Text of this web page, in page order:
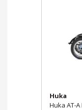
Huka
Huka AT-